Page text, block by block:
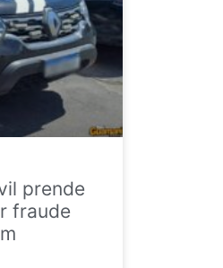
prende
fraude